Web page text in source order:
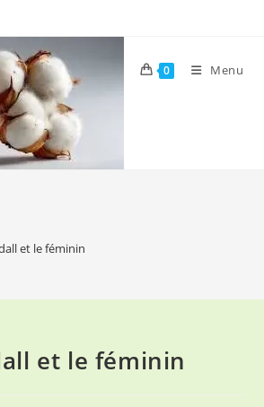
0 Menu
et le féminin
et le féminin